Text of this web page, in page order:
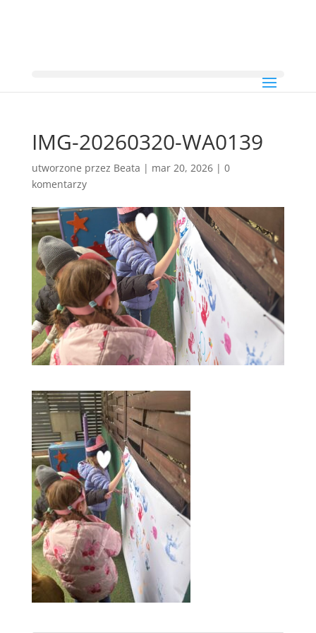
IMG-20260320-WA0139
utworzone przez Beata | mar 20, 2026| 0
komentarzy